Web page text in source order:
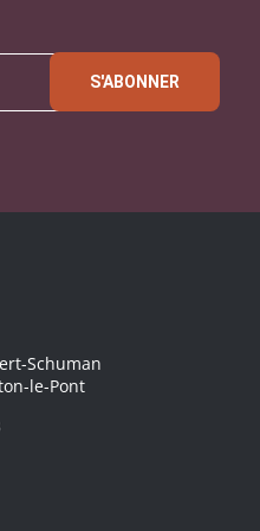
S'ABONNER
Schuman
le-Pont